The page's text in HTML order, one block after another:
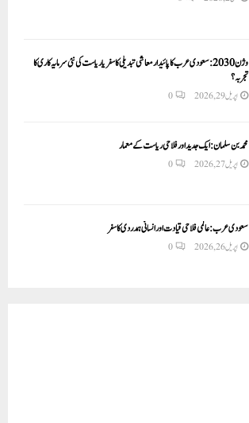
وژن 2030:سعودی عرب کا پائیدار معاشی تبدیلی کا سفر یا ریاست کی نئی سرمایہ کاری کا
تجربہ؟
اپریل 29, 2026 0
محمد بن سلمان: ایک جدید اور فلاحی ریاست کے معمار
اپریل 27, 2026 0
سعودی عرب: عالمی فلاحی قیادت اور انسانی ہمدردی کا سفر
اپریل 26, 2026 0